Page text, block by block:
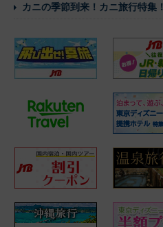
カニの季節到来！カニ旅行特集！